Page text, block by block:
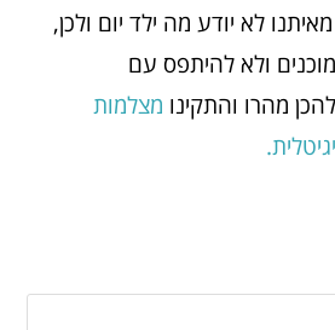
לא יודע מה ילד יום ולכן,
ולא להיתפס עם
מהרו והתקינו מצלמות